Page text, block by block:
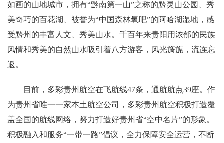
如画的山地城市，拥有“黔南第一山”之称的黔灵山公园、秀
美奇巧的百花湖、被誉为“中国森林氧吧”的阿哈湖湿地，感
受黔州的丰富人文、秀美山水。千百年来贵阳用浓郁的民族
风情和秀美的自然山水吸引着八方游客，风光旖旎，流连忘
返。
目前，多彩贵州航空在飞航线47条，通航航点39座。作
为贵州省唯一一家本土航空公司，多彩贵州航空积极打造覆
盖全国的航线网络，努力打造好贵州省“空中名片”的形象。
积极融入和服务“一带一路”倡议，全力保障安全运营，不断